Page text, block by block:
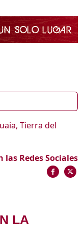
Tierra del
las Redes Sociales
LA